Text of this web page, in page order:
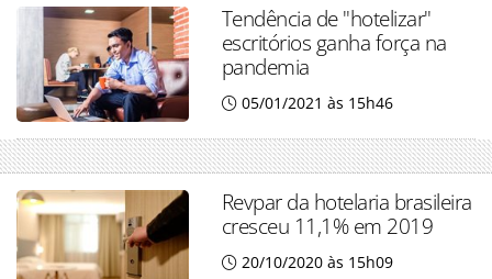
Tendência de "hotelizar"
escritórios ganha força na
pandemia
05/01/2021 às 15h46
Revpar da hotelaria brasileira
cresceu 11,1% em 2019
20/10/2020 às 15h09